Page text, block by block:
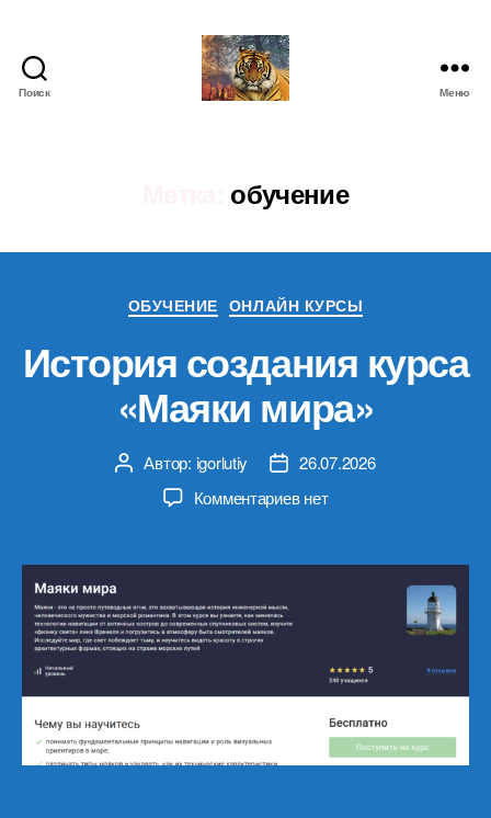
Поиск Меню
обучение
Рубрики
ОБУЧЕНИЕ ОНЛАЙН КУРСЫ
История создания курса
«Маяки мира»
Автор
записи
Автор: igorlutiy
Дата26.07.2026
Комментариевк
создания
нет